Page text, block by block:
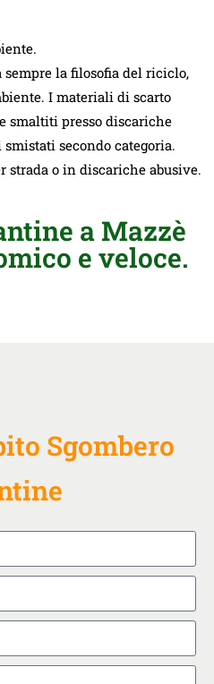
sempre la filosofia del riciclo,
I materiali di scarto
smaltiti presso discariche
secondo categoria.
strada o in discariche abusive.
a Mazzè
e veloce.
Sgombero